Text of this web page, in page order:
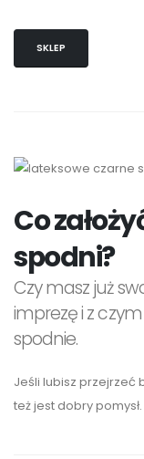
SKLEP
Co
spodni?
Czy masz już
imprezę i z
spodnie.
Jeśli lubisz przejrzeć
też jest dobry pomysł.